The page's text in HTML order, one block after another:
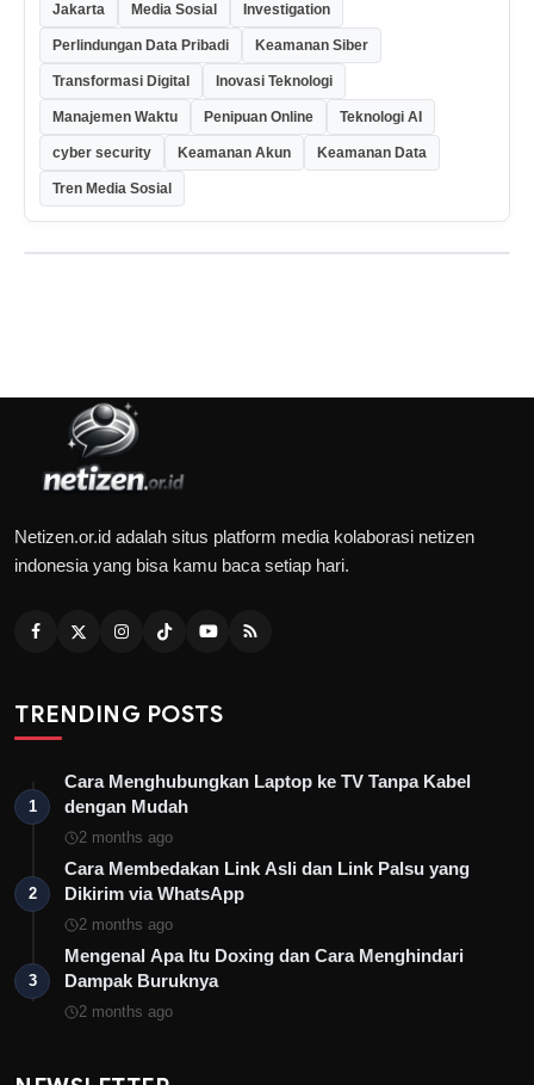
Jakarta Media Sosial Investigation
Perlindungan Data Pribadi Keamanan Siber
Transformasi Digital Inovasi Teknologi
Manajemen Waktu Penipuan Online Teknologi AI
cyber security Keamanan Akun Keamanan Data
Tren Media Sosial
Netizen.or.id adalah situs platform media kolaborasi netizen
indonesia yang bisa kamu baca setiap hari.
TRENDING POSTS
1
Cara Menghubungkan Laptop ke TV Tanpa Kabel
dengan Mudah
2 months ago
2
Cara Membedakan Link Asli dan Link Palsu yang
Dikirim via WhatsApp
2 months ago
3
Mengenal Apa Itu Doxing dan Cara Menghindari
Dampak Buruknya
2 months ago